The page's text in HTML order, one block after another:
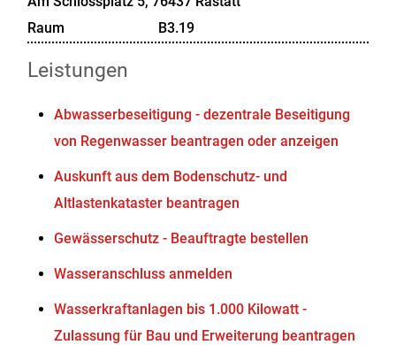
Raum
B3.19
Leistungen
Abwasserbeseitigung - dezentrale Beseitigung
von Regenwasser beantragen oder anzeigen
Auskunft aus dem Bodenschutz- und
Altlastenkataster beantragen
Gewässerschutz - Beauftragte bestellen
Wasseranschluss anmelden
Wasserkraftanlagen bis 1.000 Kilowatt -
Zulassung für Bau und Erweiterung beantragen